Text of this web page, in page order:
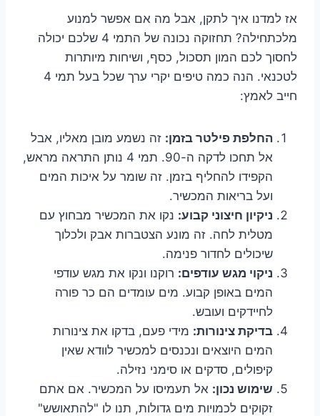
אז למדנו איך לתקן, אבל מה אם אפשר למנוע
מלכתחילה? תחזוקה נכונה של התמי 4 שלכם יכולה
לחסוך לכם המון תסכול, כסף, ושיחות מיותרות
לטכנאי. הנה כמה טיפים יקרי ערך שכל בעל תמי 4
חייב לאמץ:
החלפת פילטר בזמן: זה נשמע מובן מאליו, אבל
אל תחכו לדקה ה-90. תמי 4 נותן התראה מראש,
הקפידו להחליף בזמן. זה שומר על איכות המים
ועל בריאות המכשיר.
ניקיון חיצוני קבוע: נקו את המכשיר מבחוץ עם
מטלית לחה. זה מונע הצטברות אבק ולכלוך
שיכולים לחדור פנימה.
ניקוי מגש עודפים: רוקנו ונקו את מגש עודפי
המים באופן קבוע. מים עומדים הם כר פורה
לחיידקים ועובש.
בדיקת צינורות: מידי פעם, בדקו את צינורות
המים היוצאים ונכנסים למכשיר לוודא שאין
קיפולים, סדקים או סימני נזילה.
שימוש נכון: אל תעמיסו על המכשיר. אם אתם
זקוקים לכמויות מים גדולות, תנו לו "להתאושש"